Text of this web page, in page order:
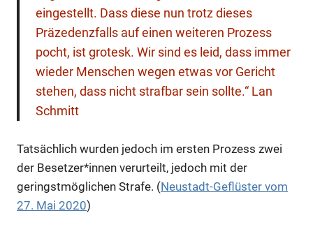
eingestellt. Dass diese nun trotz dieses
Präzedenzfalls auf einen weiteren Prozess
pocht, ist grotesk. Wir sind es leid, dass immer
wieder Menschen wegen etwas vor Gericht
stehen, dass nicht strafbar sein sollte.“ Lan
Schmitt
Tatsächlich wurden jedoch im ersten Prozess zwei
der Besetzer*innen verurteilt, jedoch mit der
geringstmöglichen Strafe. (Neustadt-Geflüster vom
27. Mai 2020)